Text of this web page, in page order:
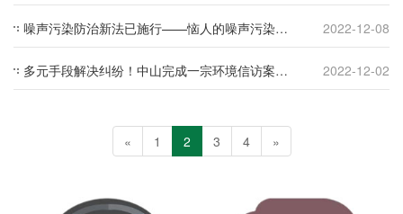
噪声污染防治新法已施行——恼人的噪声污染怎么治 2022-12-08
多元手段解决纠纷！中山完成一宗环境信访案例行政调解 2022-12-02
« 1 2 3 4 »